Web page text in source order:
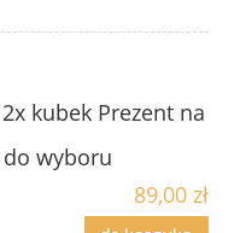
kubek Prezent na
wyboru
89,00 zł